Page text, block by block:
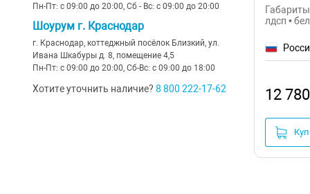
Пн-Пт: с 09:00 до 20:00, Сб - Вс: с 09:00 до 20:00
Шоурум г. Краснодар
г. Краснодар, коттеджный посёлок Близкий, ул.
Ивана Шкабуры д. 8, помещение 4,5
Пн-Пт: с 09:00 до 20:00, Сб-Вс: с 09:00 до 18:00
Хотите уточнить наличие? 8 800 222-17-62
лдсп •
12